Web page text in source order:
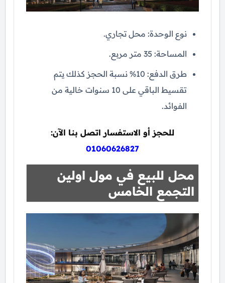
نوع الوحدة: محل تجاري.
المساحة: 35 متر مربع.
طرق الدفع: 10% نسبة الحجز كذلك يتم
تقسيط الباقي على 10 سنوات خالية من
الفوائد.
للحجز أو الاستفسار اتصل بنا الآن:
01060626827
محل للبيع في مول اولين
التجمع الخامس